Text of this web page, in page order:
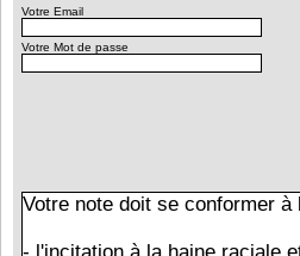
Votre Email
Votre Mot de passe